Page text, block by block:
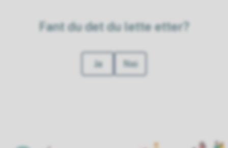
Fant du det du lette etter?
Ja Nei